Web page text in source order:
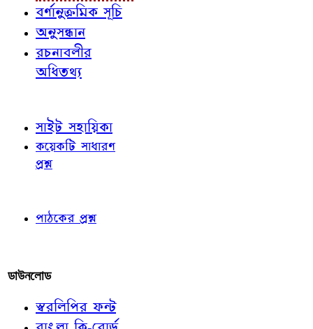
বর্ণানুক্রমিক সূচি
অনুসন্ধান
রচনাবলীর
অধিতথ্য
সাইট সহায়িকা
কয়েকটি সাধারণ
প্রশ্ন
পাঠকের প্রশ্ন
ডাউনলোড
স্বরলিপির ফন্ট